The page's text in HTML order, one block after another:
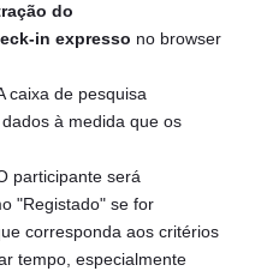
do
in expresso no browser
caixa de pesquisa
à medida que os
participante será
"Registado" se for
corresponda aos critérios
tempo, especialmente